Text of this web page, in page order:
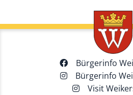
Bürgerinfo
Bürgerinfo
Visit